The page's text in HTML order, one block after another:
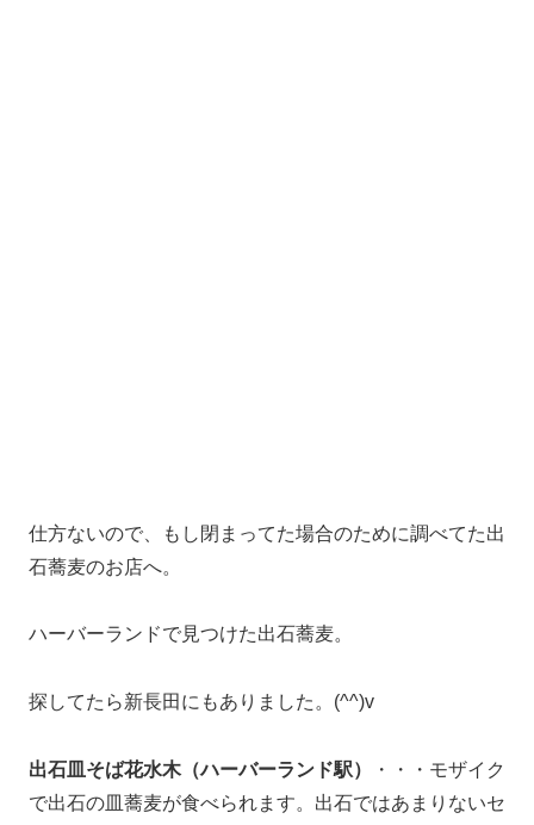
仕方ないので、もし閉まってた場合のために調べてた出
石蕎麦のお店へ。
ハーバーランドで見つけた出石蕎麦。
探してたら新長田にもありました。(^^)v
出石皿そば花水木（ハーバーランド駅）
・・・モザイク
で出石の皿蕎麦が食べられます。出石ではあまりないセ